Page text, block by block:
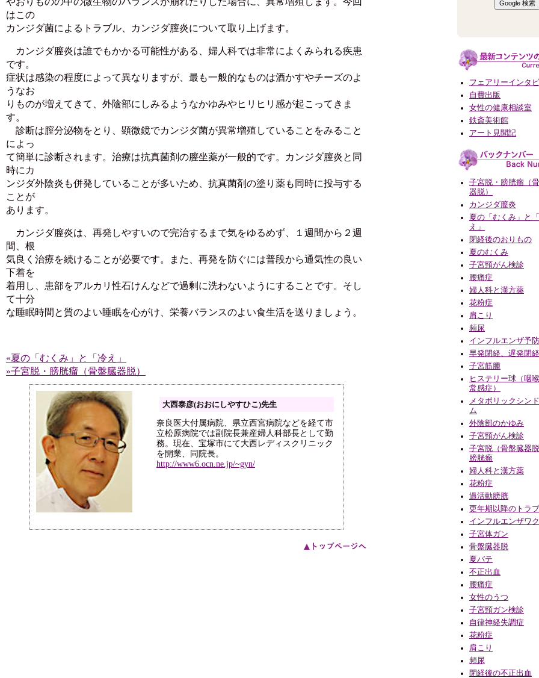
はこの
カンジダ菌によるトラブル、カンジダ膣炎について取り上げます。
カンジダ膣炎は誰でもかかる可能性がある、婦人科では非常によくみられる疾患
です。
症状は感染の程度によって異なりますが、最も一般的なものは酒かすやチーズのよ
うなお
りものが増えてきて、外陰部にしみるようなかゆみやヒリヒリ感が起こってきま
す。
診断は膣分泌物をとり、顕微鏡でカンジダ菌が異常増殖していることをみること
によっ
て簡単に診断されます。治療は抗真菌剤の膣坐薬が一般的です。カンジダ膣炎と同
時にカ
ンジダ外陰炎も併発していることが多いため、抗真菌剤の塗り薬も同時に投与する
ことが
あります。
カンジダ膣炎は、再発しやすいので完治するまで気をゆるめず、１週間から２週
間、根
気良く治療を続けることが必要です。また、再発を防ぐには普段から通気性の良い
下着を
着用し、患部をアルカリ性石けんなどで過剰に洗わないようにすることです。そし
て十分
な睡眠時間と質のよい睡眠を心がけ、栄養バランスのよい食生活を送りましょう。
«夏の「むくみ」と「冷え」
»子宮脱・膀胱瘤（骨盤臓器脱）
大西泰彦(おおにしやすひこ)先生
奈良医大付属病院、県立西宮病院などを経て市
立松原病院では副院長兼産婦人科部長として勤
務。現在、宝塚市にて大西レディスクリニック
を開業、同院長。
http://www6.ocn.ne.jp/~gyn/
フェアリーインタ
自費出版
女性の健康相談室
鉄斎美術館
アート見聞記
子宮脱・膀胱瘤（
器脱）
カンジダ膣炎
夏の「むくみ」と
え」
閉経後のおりもの
夏のむくみ
子宮頸がん検診
腰痛症
婦人科と漢方薬
花粉症
肩こり
頻尿
インフルエンザ予
早発閉経、遅発閉経
子宮筋腫
ヒステリー球（咽
常感症）
メタボリックシン
ム
外陰部のかゆみ
子宮頸がん検診
子宮脱（骨盤臓器脱
膀胱瘤
婦人科と漢方薬
花粉症
過活動膀胱
更年期以降のトラ
インフルエンザワ
子宮体ガン
骨盤臓器脱
夏バテ
不正出血
腰痛症
女性のうつ
子宮頸ガン検診
自律神経失調症
花粉症
肩こり
頻尿
閉経後の不正出血